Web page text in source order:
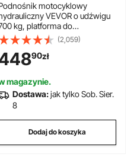
motocyklowy
VEVOR o udźwigu
kg, platforma do
podnoszenia motocykli, stojak
montażowy do motocykli,
regulowany w zakresie 120–385
podnośnik do motocykli,
stojak do motocykli w garażu i na
(2,059)
90zł
magazynie.
Dostawa:jak tylko Sob. Sier.
8
Dodaj do koszyka